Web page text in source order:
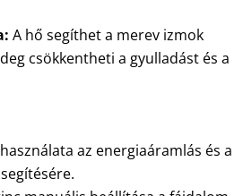
A hő segíthet a merev izmok
csökkentheti a gyulladást és a
az energiaáramlás és a